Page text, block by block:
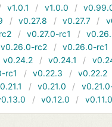
v1.0.1 v1.0.0
v0.27.8 v0.27.7
v0.27.0-rc1
v0.26.0-rc2 v0.26.0-rc1
v0.24.2 v0.24.1
rc1 v0.22.3 v0.22.2
v0.21.0
v0.12.0 v0.11.0